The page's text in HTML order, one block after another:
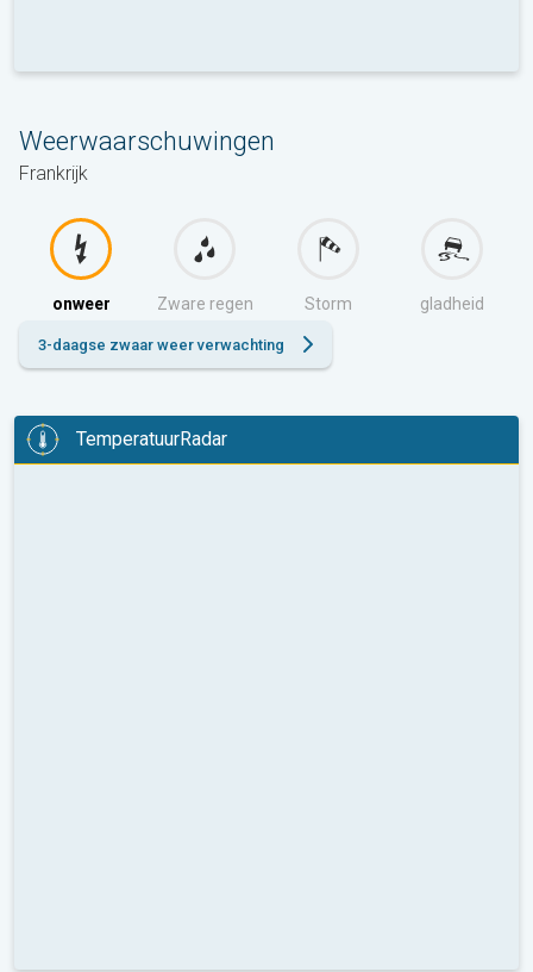
Weerwaarschuwingen
Frankrijk
onweer Zware regen Storm gladheid
3-daagse zwaar weer verwachting
TemperatuurRadar